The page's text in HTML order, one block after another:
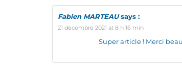
Fabien MARTEAUsays :
21 décembre 2021 at 8 h 16 min
Super article ! Merci